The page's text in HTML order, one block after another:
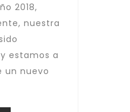
2018,
nuestra
estamos a
un nuevo